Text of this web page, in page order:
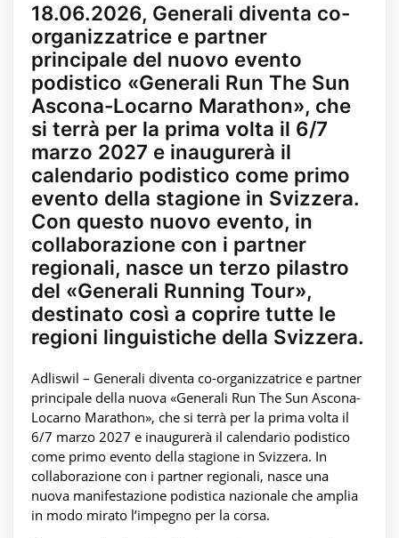
18.06.2026, Generali diventa co-
organizzatrice e partner
principale del nuovo evento
podistico «Generali Run The Sun
Ascona-Locarno Marathon», che
si terrà per la prima volta il 6/7
marzo 2027 e inaugurerà il
calendario podistico come primo
evento della stagione in Svizzera.
Con questo nuovo evento, in
collaborazione con i partner
regionali, nasce un terzo pilastro
del «Generali Running Tour»,
destinato così a coprire tutte le
regioni linguistiche della Svizzera.
Adliswil – Generali diventa co-organizzatrice e partner
principale della nuova «Generali Run The Sun Ascona-
Locarno Marathon», che si terrà per la prima volta il
6/7 marzo 2027 e inaugurerà il calendario podistico
come primo evento della stagione in Svizzera. In
collaborazione con i partner regionali, nasce una
nuova manifestazione podistica nazionale che amplia
in modo mirato l’impegno per la corsa.